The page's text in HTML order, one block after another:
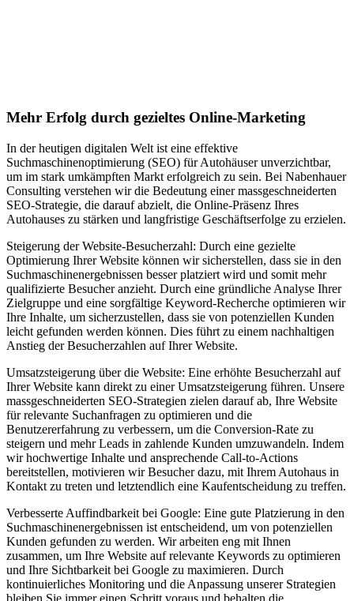
Mehr Erfolg durch gezieltes Online-Marketing
In der heutigen digitalen Welt ist eine effektive
Suchmaschinenoptimierung (SEO) für Autohäuser unverzichtbar,
um im stark umkämpften Markt erfolgreich zu sein. Bei Nabenhauer
Consulting verstehen wir die Bedeutung einer massgeschneiderten
SEO-Strategie, die darauf abzielt, die Online-Präsenz Ihres
Autohauses zu stärken und langfristige Geschäftserfolge zu erzielen.
Steigerung der Website-Besucherzahl: Durch eine gezielte
Optimierung Ihrer Website können wir sicherstellen, dass sie in den
Suchmaschinenergebnissen besser platziert wird und somit mehr
qualifizierte Besucher anzieht. Durch eine gründliche Analyse Ihrer
Zielgruppe und eine sorgfältige Keyword-Recherche optimieren wir
Ihre Inhalte, um sicherzustellen, dass sie von potenziellen Kunden
leicht gefunden werden können. Dies führt zu einem nachhaltigen
Anstieg der Besucherzahlen auf Ihrer Website.
Umsatzsteigerung über die Website: Eine erhöhte Besucherzahl auf
Ihrer Website kann direkt zu einer Umsatzsteigerung führen. Unsere
massgeschneiderten SEO-Strategien zielen darauf ab, Ihre Website
für relevante Suchanfragen zu optimieren und die
Benutzererfahrung zu verbessern, um die Conversion-Rate zu
steigern und mehr Leads in zahlende Kunden umzuwandeln. Indem
wir hochwertige Inhalte und ansprechende Call-to-Actions
bereitstellen, motivieren wir Besucher dazu, mit Ihrem Autohaus in
Kontakt zu treten und letztendlich eine Kaufentscheidung zu treffen.
Verbesserte Auffindbarkeit bei Google: Eine gute Platzierung in den
Suchmaschinenergebnissen ist entscheidend, um von potenziellen
Kunden gefunden zu werden. Wir arbeiten eng mit Ihnen
zusammen, um Ihre Website auf relevante Keywords zu optimieren
und Ihre Sichtbarkeit bei Google zu maximieren. Durch
kontinuierliches Monitoring und die Anpassung unserer Strategien
bleiben Sie immer einen Schritt voraus und behalten die